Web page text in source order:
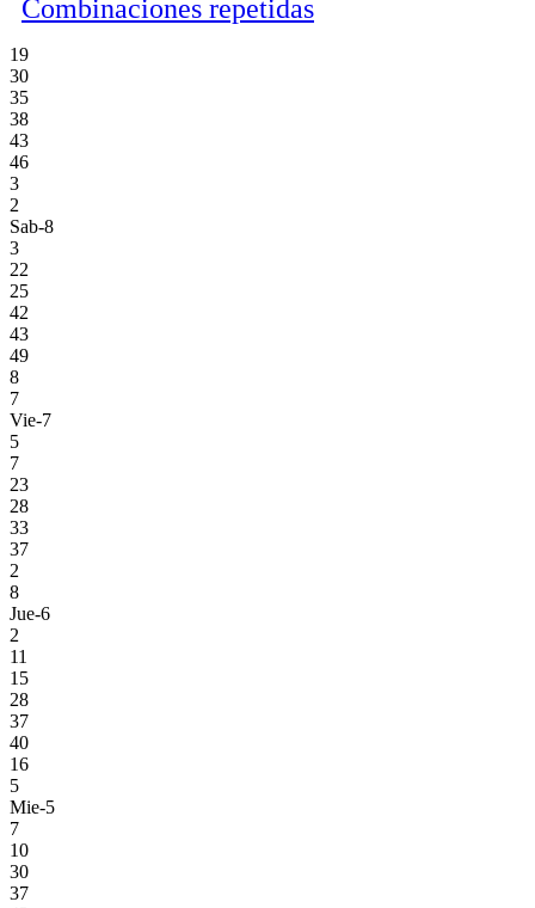
Combinaciones repetidas
19
30
35
38
43
46
3
2
Sab-8
3
22
25
42
43
49
8
7
Vie-7
5
7
23
28
33
37
2
8
Jue-6
2
11
15
28
37
40
16
5
Mie-5
7
10
30
37